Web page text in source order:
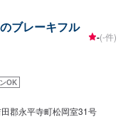
ブレーキフル
-(-件)
OK
郡永平寺町松岡室31号